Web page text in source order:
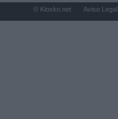
© Kiosko.net Aviso Legal